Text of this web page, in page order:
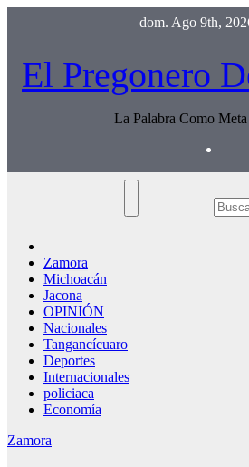
dom. Ago 9th,
El Pregonero
La Palabra Como
Zamora
Michoacán
Jacona
OPINIÓN
Nacionales
Tangancícuaro
Deportes
Internacionales
policiaca
Economía
Zamora